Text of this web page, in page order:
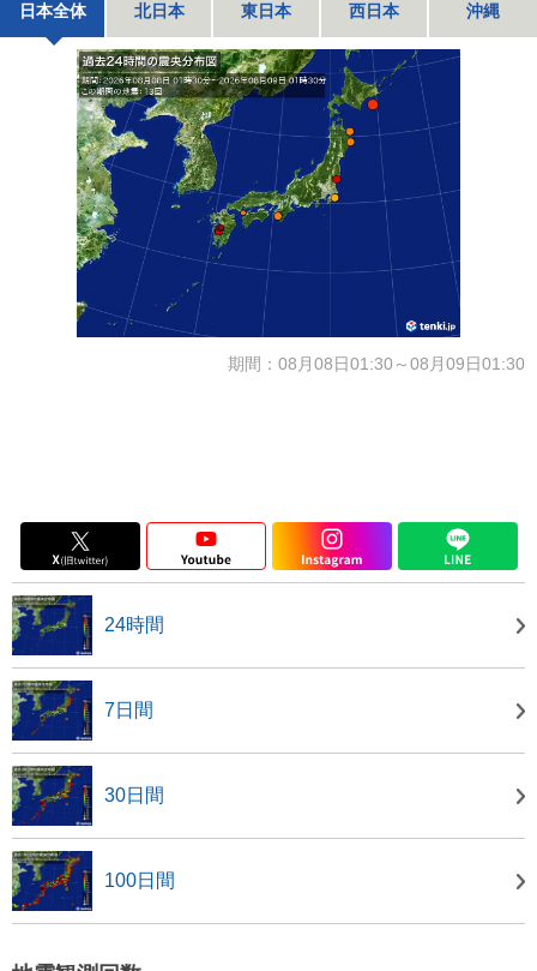
日本全体 北日本 東日本 西日本 沖縄
期間：08月08日01:30～08月09日01:30
24時間
7日間
30日間
100日間